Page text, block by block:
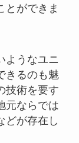
とができま
ようなユニ
きるのも魅
技術を要す
元ならでは
どが存在し